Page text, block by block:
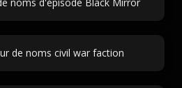
de noms civil war faction